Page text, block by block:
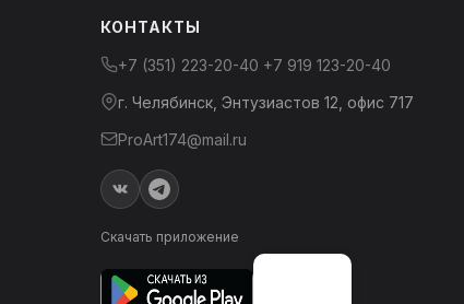
КОНТАКТЫ
+7 (351) 223-20-40 +7 919 123-20-40
г. Челябинск, Энтузиастов 12, офис 717
ProArt174@mail.ru
Скачать приложение